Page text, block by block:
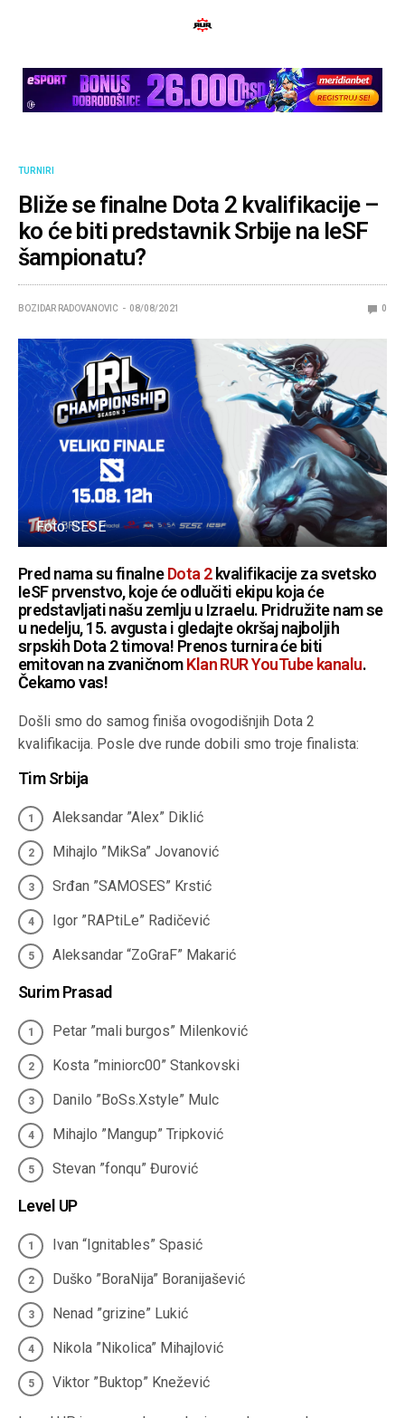
TURNIRI
Bliže se finalne Dota 2 kvalifikacije –
ko će biti predstavnik Srbije na IeSF
šampionatu?
BOZIDAR RADOVANOVIC 08/08/2021 0
Foto: SESE
Pred nama su finalneDota 2kvalifikacije za svetsko
IeSF prvenstvo, koje će odlučiti ekipu koja će
predstavljati našu zemlju u Izraelu. Pridružite nam se
u nedelju, 15. avgusta i gledajte okršaj najboljih
srpskih Dota 2 timova! Prenos turnira će biti
emitovan na zvaničnomKlan RUR YouTube kanalu.
Čekamo vas!
Došli smo do samog finiša ovogodišnjih Dota 2
kvalifikacija. Posle dve runde dobili smo troje finalista:
Tim Srbija
Aleksandar ”Alex” Diklić
Mihajlo ”MikSa” Jovanović
Srđan ”SAMOSES” Krstić
Igor ”RAPtiLe” Radičević
Aleksandar “ZoGraF” Makarić
Surim Prasad
Petar ”mali burgos” Milenković
Kosta ”miniorc00” Stankovski
Danilo ”BoSs.Xstyle” Mulc
Mihajlo ”Mangup” Tripković
Stevan ”fonqu” Đurović
Level UP
Ivan “Ignitables” Spasić
Duško ”BoraNija” Boranijašević
Nenad ”grizine” Lukić
Nikola ”Nikolica” Mihajlović
Viktor ”Buktop” Knežević